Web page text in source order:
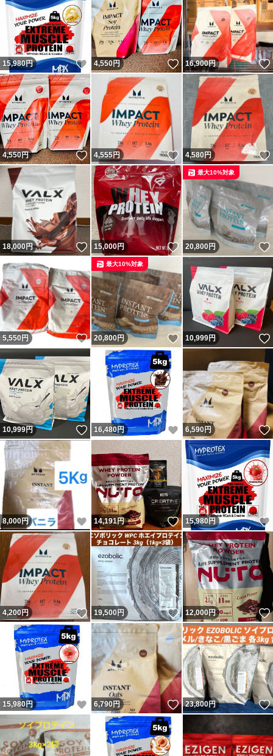
15,980円 いいね！
4,550円 いいね！
16,900円
4,550円 いいね！
4,555円 いいね！
4,580円
18,000円 いいね！
15,000円 いいね！
20,800円
最大10%対象
5,550 円 いいね！
20,800円 いいね！
最大10%対象
10,999円
10,999円 いいね！
16,480円 いいね！
6,590円
8,000円 いいね！
14,191円 いいね！
15,980 円
4,200円 いいね！
19,500円 いいね！
12,000円
15,980円 いいね！
6,790円 いいね！
23,800円